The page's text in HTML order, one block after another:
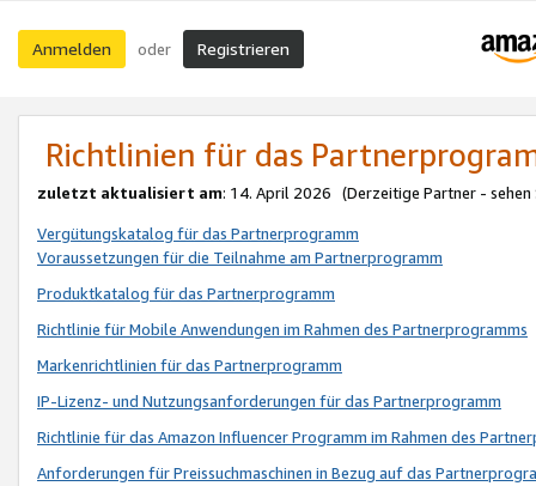
Anmelden oder Registrieren
Richtlinien für das
zuletzt aktualisiert am: 14. April 2026 (Derzeitige Partner - sehen
Vergütungskatalog für das Partnerprogramm
Voraussetzungen für die Teilnahme am Partnerprogramm
Produktkatalog für das Partnerprogramm
Richtlinie für Mobile Anwendungen im Rahmen des Partnerprogramms
Markenrichtlinien für das Partnerprogramm
IP-Lizenz- und Nutzungsanforderungen für das Partnerprogramm
Richtlinie für das Amazon Influencer Programm im Rahmen des
Anforderungen für Preissuchmaschinen in Bezug auf das